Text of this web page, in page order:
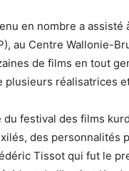
en nombre a
au Centre Wallonie-
de films en tout
plusieurs réalisatrices
festival des films
des personnalités
Tissot qui fut le